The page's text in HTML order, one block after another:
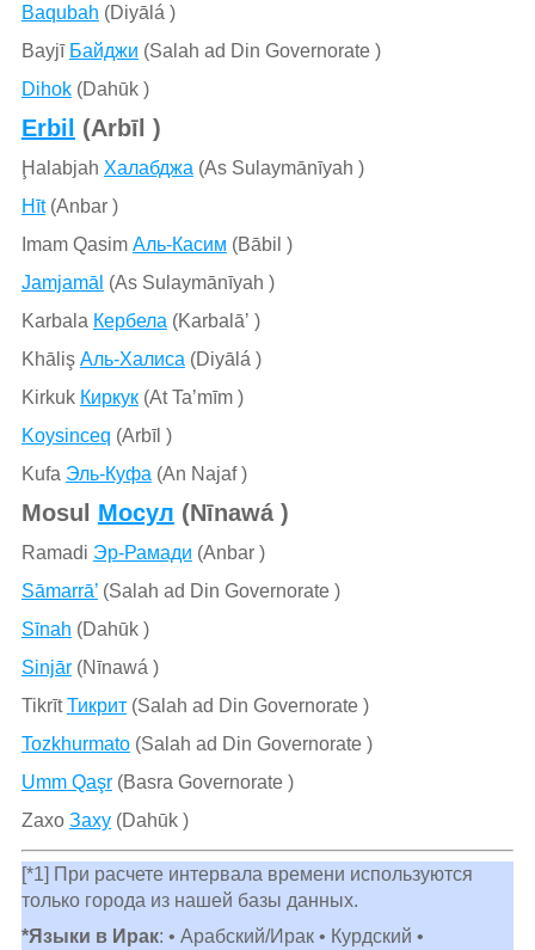
Baqubah (Diyālá )
Bayjī Байджи (Salah ad Din Governorate )
Dihok(Dahūk )
Erbil (Arbīl )
Ḩalabjah Халабджа (As Sulaymānīyah )
Hīt(Anbar )
Imam Qasim Аль-Касим (Bābil )
Jamjamāl (As Sulaymānīyah )
Karbala Кербела (Karbalāʼ )
Khāliş Аль-Халиса (Diyālá )
Kirkuk Киркук(At Taʼmīm )
Koysinceq (Arbīl )
Kufa Эль-Куфа (An Najaf )
Mosul Мосул (Nīnawá )
Ramadi Эр-Рамади (Anbar )
Sāmarrā’(Salah ad Din Governorate )
Sīnah (Dahūk )
Sinjār(Nīnawá )
TikrītТикрит(Salah ad Din Governorate )
Tozkhurmato(Salah ad Din Governorate )
Umm Qaşr(Basra Governorate )
Zaxo Заху(Dahūk )
[*1] При расчете интервала времени используются
только города из нашей базы данных.
*Языки в Ирак: • Арабский/Ирак • Курдский •